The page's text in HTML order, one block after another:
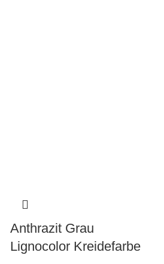
Anthrazit Grau
Lignocolor Kreidefarbe